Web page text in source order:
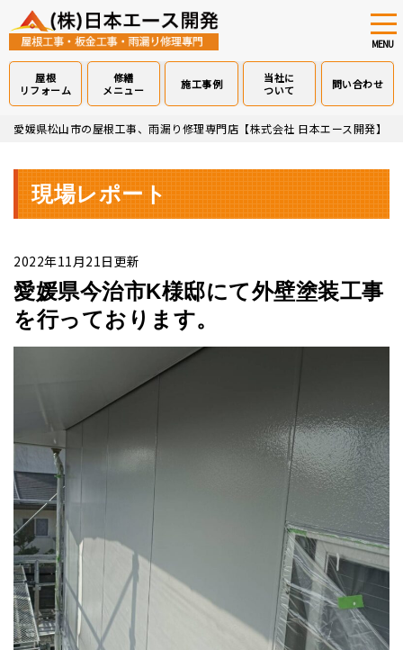
Skip
content
MENU
屋根
リフォーム
修繕
メニュー
施工事例
当社に
ついて
問い合わせ
愛媛県松山市の屋根工事、雨漏り修理専門店【株式会社 日本エース開発】
現場レポート
2022年11月21日更新
愛媛県今治市K様邸にて外壁塗装工事
を行っております。